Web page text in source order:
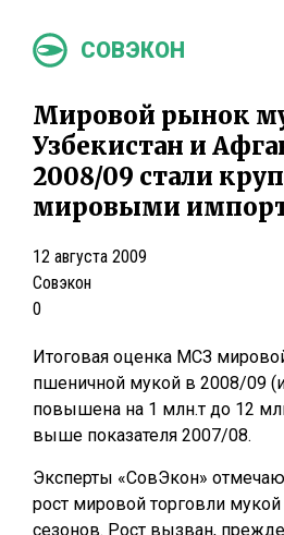
СОВЭКОН
Мировой рынок
Узбекистан и
2008/09 стали
мировыми
12 августа 2009
Совэкон
0
Итоговая оценка МСЗ
пшеничной мукой в 2008/09
повышена на 1 млн.т до 12
выше показателя 2007/08.
Эксперты «СовЭкон»
рост мировой торговли мукой
сезонов. Рост вызван,